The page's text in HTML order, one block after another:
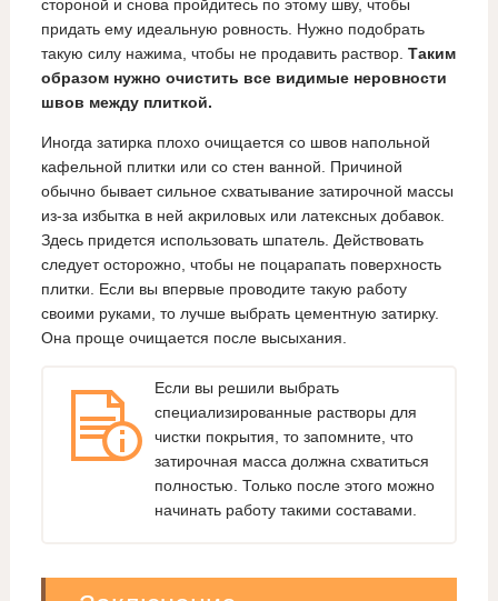
стороной и снова пройдитесь по этому шву, чтобы
придать ему идеальную ровность. Нужно подобрать
такую силу нажима, чтобы не продавить раствор. Таким
образом нужно очистить все видимые неровности
швов между плиткой.
Иногда затирка плохо очищается со швов напольной
кафельной плитки или со стен ванной. Причиной
обычно бывает сильное схватывание затирочной массы
из-за избытка в ней акриловых или латексных добавок.
Здесь придется использовать шпатель. Действовать
следует осторожно, чтобы не поцарапать поверхность
плитки. Если вы впервые проводите такую работу
своими руками, то лучше выбрать цементную затирку.
Она проще очищается после высыхания.
Если вы решили выбрать
специализированные растворы для
чистки покрытия, то запомните, что
затирочная масса должна схватиться
полностью. Только после этого можно
начинать работу такими составами.